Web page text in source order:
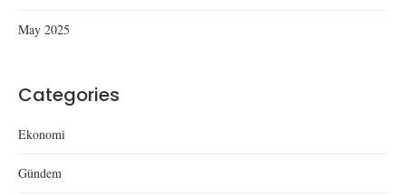
May 2025
Categories
Ekonomi
Gündem